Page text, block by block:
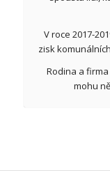
V roce 2017-
zisk
Rodina a
mohu